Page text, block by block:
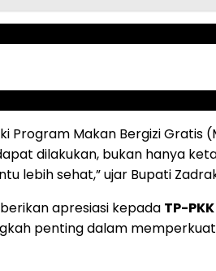
Program Makan Bergizi
dilakukan, bukan hanya
lebih sehat,” ujar Bupati
apresiasi kepada TP-
penting dalam